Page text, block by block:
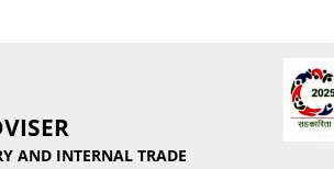
AND INTERNAL TRADE